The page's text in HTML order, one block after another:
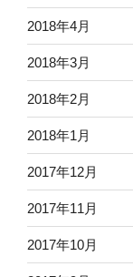
2018年4月
2018年3月
2018年2月
2018年1月
2017年12月
2017年11月
2017年10月